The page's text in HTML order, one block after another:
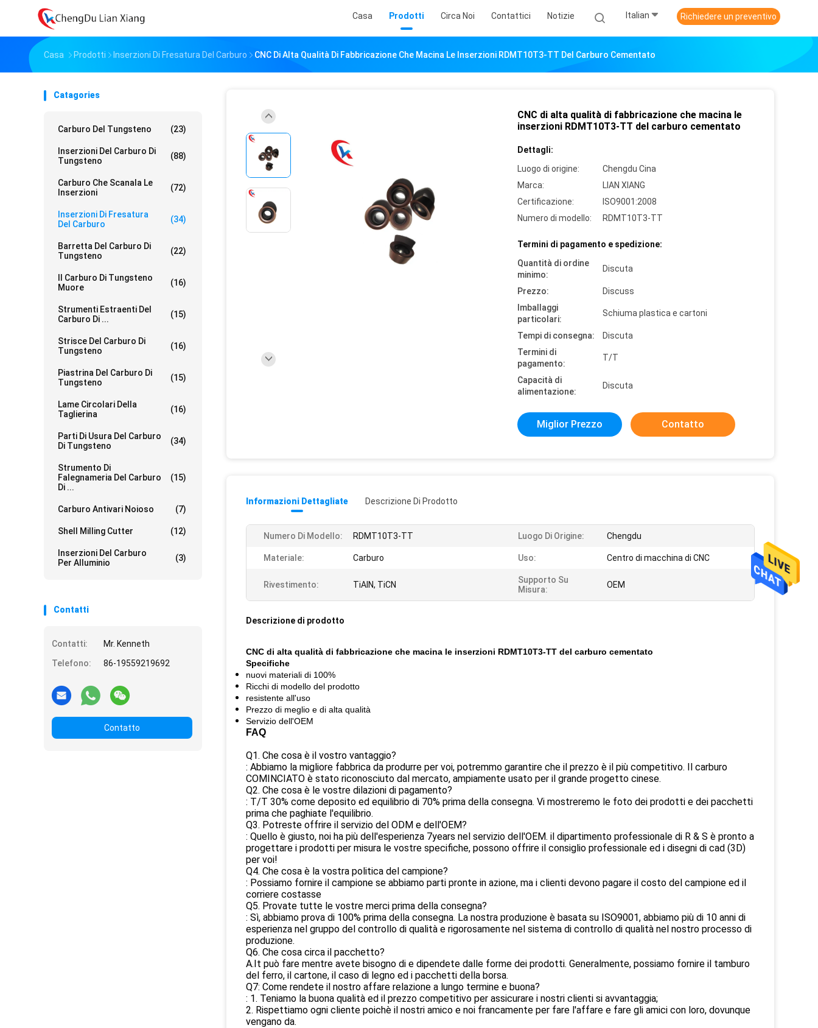
Casa Prodotti Circa Noi Contattici Notizie Italian Richiedere un preventivo
Casa Prodotti Inserzioni Di Fresatura Del Carburo CNC Di Alta Qualità Di Fabbricazione Che Macina Le Inserzioni RDMT10T3-TT Del Carburo Cementato
Catagories
Carburo Del Tungsteno (23)
Inserzioni Del Carburo Di
Tungsteno
(88)
Carburo Che Scanala Le
Inserzioni
(72)
Inserzioni Di Fresatura
Del Carburo
(34)
Barretta Del Carburo Di
Tungsteno
(22)
Il Carburo Di Tungsteno
Muore
(16)
Strumenti Estraenti Del
Carburo Di ...
(15)
Strisce Del Carburo Di
Tungsteno
(16)
Piastrina Del Carburo Di
Tungsteno
(15)
Lame Circolari Della
Taglierina
(16)
Parti Di Usura Del Carburo
Di Tungsteno
(34)
Strumento Di
Falegnameria Del Carburo
Di ...
(15)
Carburo Antivari Noioso (7)
Shell Milling Cutter (12)
Inserzioni Del Carburo
Per Alluminio
(3)
Contatti
Contatti:
Mr. Kenneth
Telefono:
86-19559219692
Contatto
CNC di alta qualità di fabbricazione che macina le
inserzioni RDMT10T3-TT del carburo cementato
Dettagli:
Luogo di origine:
Chengdu Cina
Marca:
LIAN XIANG
Certificazione:
ISO9001:2008
Numero di modello:
RDMT10T3-TT
Termini di pagamento e spedizione:
Quantità di ordine
minimo:
Discuta
Prezzo:
Discuss
Imballaggi
particolari:
Schiuma plastica e cartoni
Tempi di consegna:
Discuta
Termini di
pagamento:
T/T
Capacità di
alimentazione:
Discuta
Miglior Prezzo Contatto
Informazioni Dettagliate Descrizione Di Prodotto
Numero Di Modello: RDMT10T3-TT Luogo Di Origine: Chengdu
Materiale: Carburo Uso: Centro di macchina di CNC
Rivestimento: TiAIN, TiCN
Supporto Su
Misura:
OEM
Descrizione di prodotto
CNC di alta qualità di fabbricazione che macina le inserzioni RDMT10T3-TT del carburo cementato
Specifiche
nuovi materiali di 100%
Ricchi di modello del prodotto
resistente all'uso
Prezzo di meglio e di alta qualità
Servizio dell'OEM
FAQ
Q1. Che cosa è il vostro vantaggio?
: Abbiamo la migliore fabbrica da produrre per voi, potremmo garantire che il prezzo è il più competitivo. Il carburo
COMINCIATO è stato riconosciuto dal mercato, ampiamente usato per il grande progetto cinese.
Q2. Che cosa è le vostre dilazioni di pagamento?
: T/T 30% come deposito ed equilibrio di 70% prima della consegna. Vi mostreremo le foto dei prodotti e dei pacchetti
prima che paghiate l'equilibrio.
Q3. Potreste offrire il servizio del ODM e dell'OEM?
: Quello è giusto, noi ha più dell'esperienza 7years nel servizio dell'OEM. il dipartimento professionale di R & S è pronto a
progettare i prodotti per misura le vostre specifiche, possono offrire il consiglio professionale ed i disegni di cad (3D)
per voi!
Q4. Che cosa è la vostra politica del campione?
: Possiamo fornire il campione se abbiamo parti pronte in azione, ma i clienti devono pagare il costo del campione ed il
corriere costasse
Q5. Provate tutte le vostre merci prima della consegna?
: Sì, abbiamo prova di 100% prima della consegna. La nostra produzione è basata su ISO9001, abbiamo più di 10 anni di
esperienza nel gruppo del controllo di qualità e rigorosamente nel sistema di controllo di qualità nel nostro processo di
produzione.
Q6. Che cosa circa il pacchetto?
A.It può fare mentre avete bisogno di e dipendete dalle forme dei prodotti. Generalmente, possiamo fornire il tamburo
del ferro, il cartone, il caso di legno ed i pacchetti della borsa.
Q7: Come rendete il nostro affare relazione a lungo termine e buona?
: 1. Teniamo la buona qualità ed il prezzo competitivo per assicurare i nostri clienti si avvantaggia;
2. Rispettiamo ogni cliente poichè il nostri amico e noi francamente per fare l'affare e fare gli amici con loro, dovunque
vengano da.